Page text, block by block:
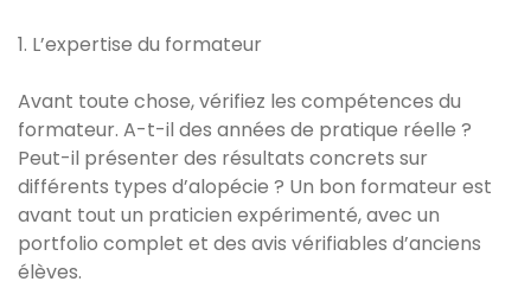
1. L’expertise du formateur
Avant toute chose, vérifiez les compétences du
formateur. A-t-il des années de pratique réelle ?
Peut-il présenter des résultats concrets sur
différents types d’alopécie ? Un bon formateur est
avant tout un praticien expérimenté, avec un
portfolio complet et des avis vérifiables d’anciens
élèves.